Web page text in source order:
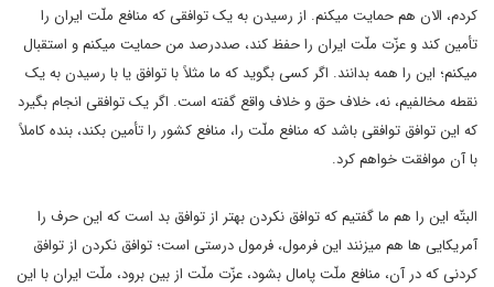
کردم، الان هم حمایت میکنم. از رسیدن به یک توافقی که منافع ملّت ایران را
تأمین کند و عزّت ملّت ایران را حفظ کند، صددرصد من حمایت میکنم و استقبال
میکنم؛ این را همه بدانند. اگر کسی بگوید که ما مثلاً با توافق یا با رسیدن به یک
نقطه مخالفیم، نه، خلاف حق و خلاف واقع گفته است. اگر یک توافقی انجام بگیرد
که این توافق توافقی باشد که منافع ملّت را، منافع کشور را تأمین بکند، بنده کاملاً
با آن موافقت خواهم کرد.
البتّه این را هم ما گفتیم که توافق نکردن بهتر از توافق بد است که این حرف را
آمریکایی ها هم میزنند این فرمول، فرمول درستی است؛ توافق نکردن از توافق
کردنی که در آن، منافع ملّت پامال بشود، عزّت ملّت از بین برود، ملّت ایران با این